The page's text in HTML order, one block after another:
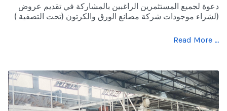
دعوة لجميع المستثمرين الراغبين بالمشاركة في تقديم عروض
لشراء موجودات شركة مصانع الورق والكرتون (تحت التصفية ))
Read More …